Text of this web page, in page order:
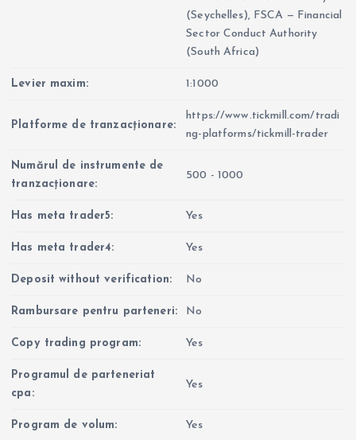
(Seychelles), FSCA — Financial
Sector Conduct Authority
(South Africa)
Levier maxim: 1:1000
Platforme de tranzacționare:
https://www.tickmill.com/tradi
ng-platforms/tickmill-trader
Numărul de instrumente de
tranzacționare:
500 - 1000
Has meta trader5: Yes
Has meta trader4: Yes
Deposit without verification: No
Rambursare pentru parteneri: No
Copy trading program: Yes
Programul de parteneriat
cpa:
Yes
Program de volum: Yes